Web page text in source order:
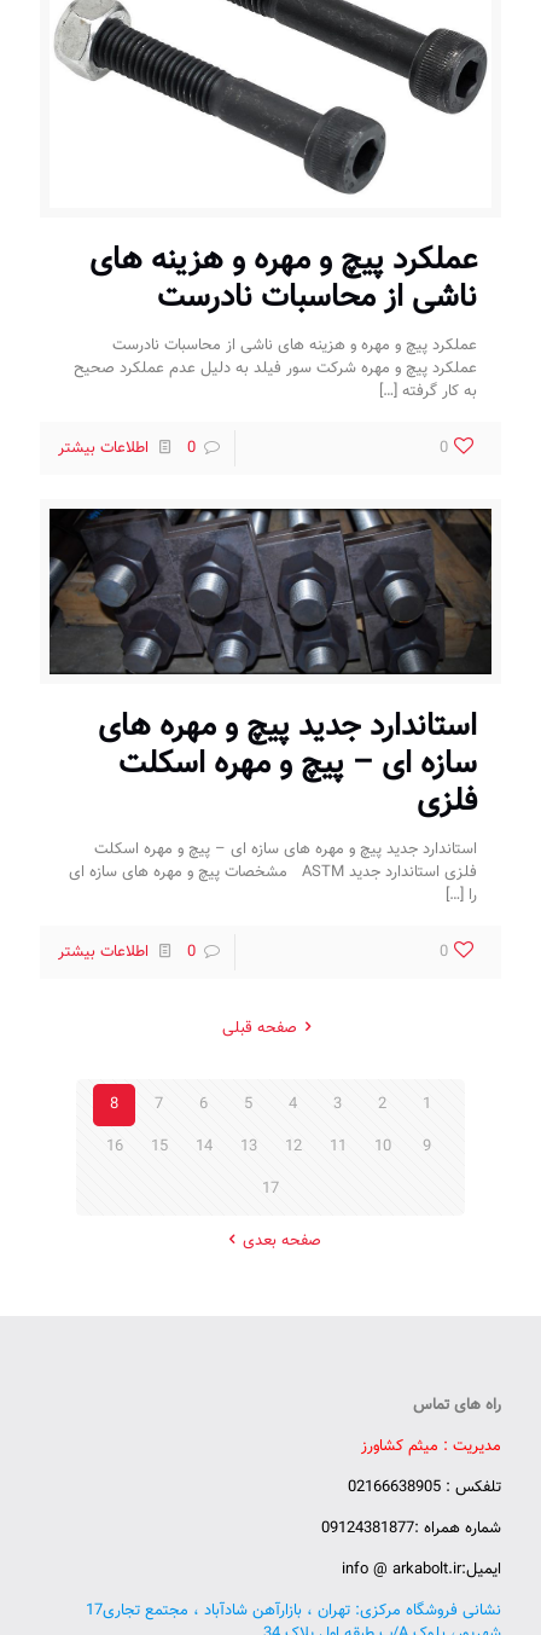
عملکرد پیچ و مهره و هزینه های
ناشی از محاسبات نادرست
عملکرد پیچ و مهره و هزینه های ناشی از محاسبات نادرست
عملکرد پیچ و مهره شرکت سور فیلد به دلیل عدم عملکرد صحیح
به کار گرفته […]
0
0 اطلاعات بیشتر
استاندارد جدید پیچ و مهره های
سازه ای – پیچ و مهره اسکلت
فلزی
استاندارد جدید پیچ و مهره های سازه ای – پیچ و مهره اسکلت
فلزی استاندارد جدید ASTM مشخصات پیچ و مهره های سازه ای
را […]
0
0 اطلاعات بیشتر
صفحه قبلی
1
2
3
4
5
6
7
8
9
10
11
12
13
14
15
16
17
صفحه بعدی
راه های تماس
مدیریت : میثم کشاورز
تلفکس : 02166638905
شماره همراه :09124381877
ایمیل:info @ arkabolt.ir
نشانی فروشگاه مرکزی: تهران ، بازارآهن شادآباد ، مجتمع تجاری17